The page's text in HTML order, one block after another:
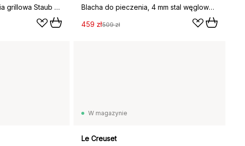
Okrągła żeliwna patelnia grillowa Staub Pure, czarny, Ø26 cm
Blacha do pieczenia, 4 mm stal węglowa, Powierzchnia do smażenia 45x22 cm
459 zł509 zł
W magazynie
Le Creuset